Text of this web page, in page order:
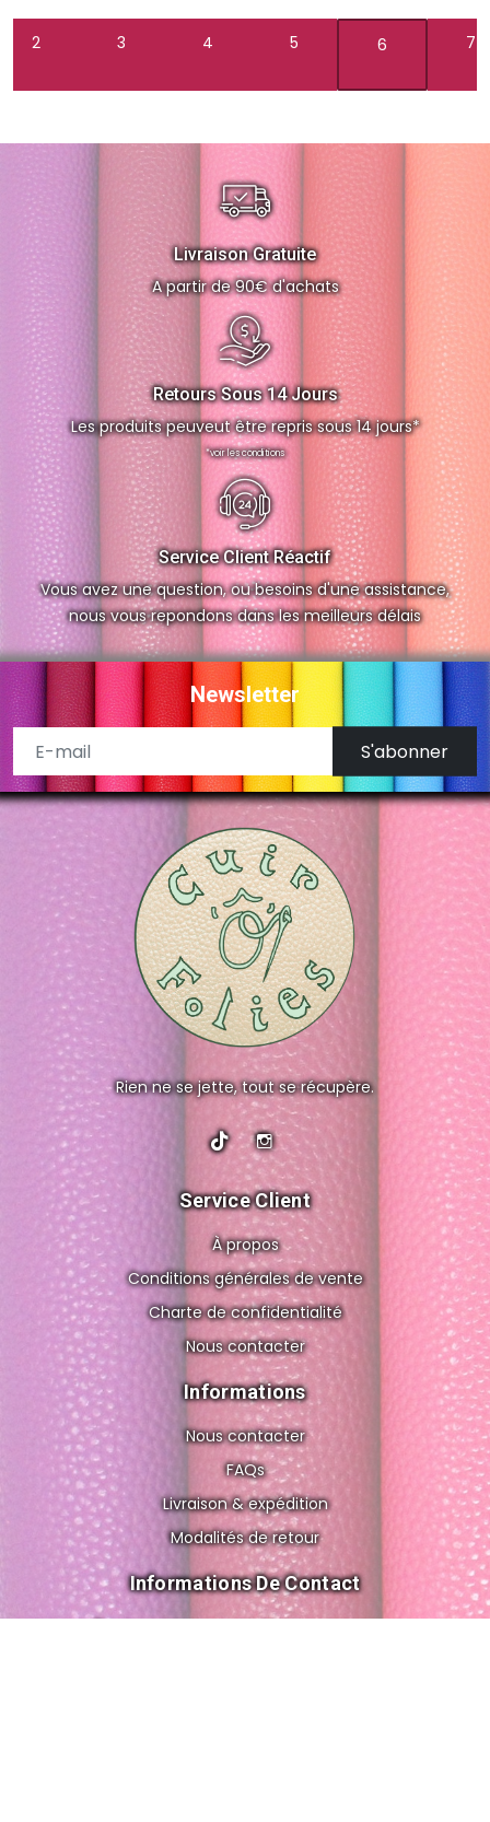
2 3 4 5 6 7
Livraison Gratuite
A partir de 90€ d'achats
Retours Sous 14 Jours
Les produits peuveut être repris sous 14 jours*
*voir les conditions
Service Client Réactif
Vous avez une question, ou besoins d'une assistance,
nous vous repondons dans les meilleurs délais
Newsletter
S'abonner
Rien ne se jette, tout se récupère.
Service Client
À propos
Conditions générales de vente
Charte de confidentialité
Nous contacter
Informations
Nous contacter
FAQs
Livraison & expédition
Modalités de retour
Informations De Contact